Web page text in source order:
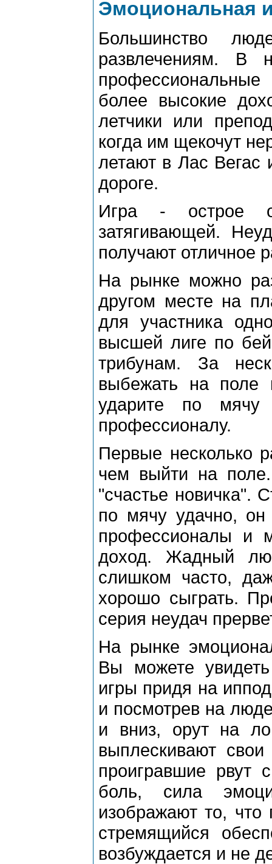
Эмоциональная
Большинство
развлечениям. В
более высокие
летчики или
когда им щекочут
летают в Лас Вегас
дороге.
Игра - острое
затягивающей.
получают отличное
На рынке можно
другом месте на
для участника
высшей лиге по
трибунам. За
выбежать на поле
ударите по мячу
профессионалу.
Первые несколько
чем выйти на
"счастье новичка".
по мячу удачно,
профессионалы и
доход. Жадный
слишком часто,
хорошо сыграть.
серия неудач
На рынке
Вы можете
игры придя на
и посмотрев на
и вниз, орут на
выплескивают
проигравшие рвут
боль, сила
изображают то,
стремящийся
возбуждается и не